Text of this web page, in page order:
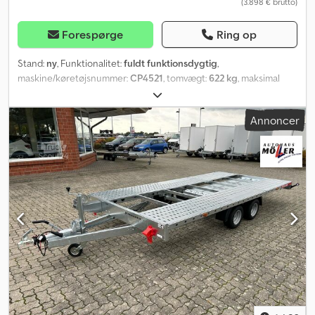
Finansiering og byttehandel er muligt! * Stort udvalg: Over 300
behandling. * Spørgsmål? Ring blot! VIGTIGT: Umiddelbar
afhentning er ikke mulig uden forudbestilling!
Forespørge Ring op
Stand: ny, Funktionalitet:fuldt funktionsdygtig,
maskine/køretøjsnummer:CP4521, tomvægt:622 kg, maksimal
2.700 kg
aksler, længde af lastrum:4.100 mm, læsningsbredde:2.150 mm,
samlet længde:5.990 mm , samlet bredde: 2.160 mm,
dækstørrelse:195/55R10C, trailerbremse: trailer med bremser,
Temared CAR Platform 4521 - NYT KØRETØJ - Enhedstransportør
med lukket bund, ramper og spil Tekniske data: Tilladt totalvægt
2700 kg Egenvægt uden sideborde 622 kg Egenvægt med
sideborde ca. +67 kg Nyttelast uden sideborde op til ca. 2078 kg
Mål på lastflade, silketrykt bund 449 x 211 cm Samlede mål ca. 599
x 216 cm Dæk 195/55R10C Lastehøjde ca. 56 cm Udstyr og
opbygning: Ramme skruet sammen, galvaniserede enkeltdele V-
træk, støttehjul standard Påkørselsbremse med returmatic,
håndbremse Vedligeholdelsesfri gummifjederakser,
tandemaggregat Silketrykt bund, sidebundramme med
udtrækkelige surringsøjer Rampeholder under lastflade, låseklap
Annoncer